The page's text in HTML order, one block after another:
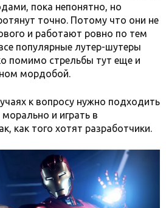
пока непонятно, но
точно. Потому что они не
и работают ровно по тем
популярные лутер-шутеры
помимо стрельбы тут еще и
мордобой.
к вопросу нужно подходить
и играть в
как того хотят разработчики.